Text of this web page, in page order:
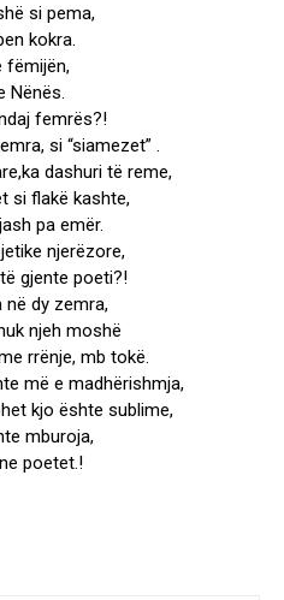
si pema,
kokra.
fëmijën,
Nënës.
femrës?!
si “siamezet” .
dashuri të reme,
si flakë kashte,
pa emër.
njerëzore,
gjente poeti?!
në dy zemra,
njeh moshë
rrënje, mb tokë.
më e madhërishmja,
kjo ështe sublime,
mburoja,
poetet.!